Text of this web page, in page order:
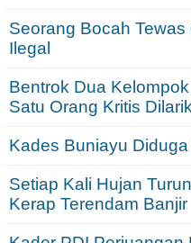
Seorang Bocah
Ilegal
Bentrok Dua
Satu Orang Kritis
Kades Buniayu
Setiap Kali Hujan
Kerap Terendam Banjir